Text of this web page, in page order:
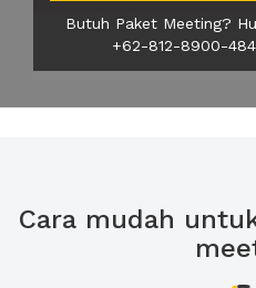
Butuh Paket Meeting?
+62-812-8900-
Cara mudah